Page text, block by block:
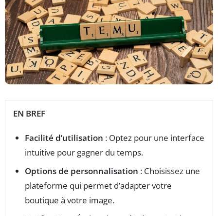
EN BREF
Facilité d’utilisation : Optez pour une interface
intuitive pour gagner du temps.
Options de personnalisation : Choisissez une
plateforme qui permet d’adapter votre
boutique à votre image.